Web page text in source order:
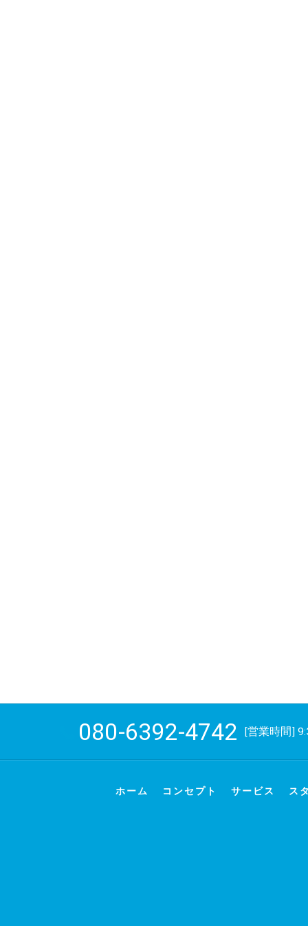
080-6392-4742 [営業時間]
ホーム コンセプト サービス ス